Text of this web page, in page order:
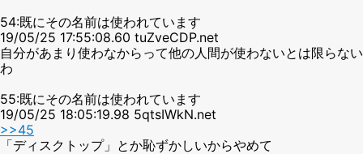
54:既にその名前は使われています
19/05/25 17:55:08.60 tuZveCDP.net
自分があまり使わなからって他の人間が使わないとは限らない
わ
55:既にその名前は使われています
19/05/25 18:05:19.98 5qtsIWkN.net
>>45
「ディスクトップ」とか恥ずかしいからやめて